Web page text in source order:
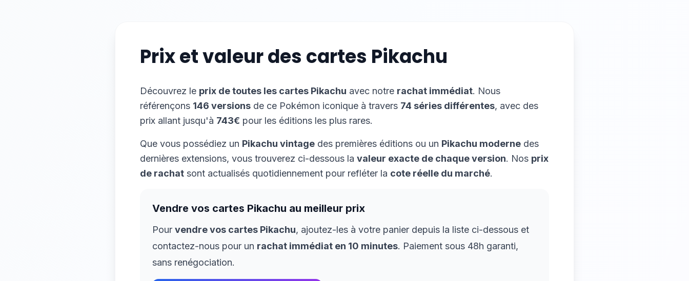
Prix et valeur des cartes Pikachu
Découvrez le prix de toutes les cartes Pikachu avec notre rachat immédiat. Nous
référençons 146 versions de ce Pokémon iconique à travers 74 séries différentes, avec des
prix allant jusqu'à 743€ pour les éditions les plus rares.
Que vous possédiez un Pikachu vintage des premières éditions ou un Pikachu moderne des
dernières extensions, vous trouverez ci-dessous la valeur exacte de chaque version. Nos prix
de rachat sont actualisés quotidiennement pour refléter la cote réelle du marché.
Vendre vos cartes Pikachu au meilleur prix
Pour vendre vos cartes Pikachu, ajoutez-les à votre panier depuis la liste ci-dessous et
contactez-nous pour un rachat immédiat en 10 minutes. Paiement sous 48h garanti,
sans renégociation.